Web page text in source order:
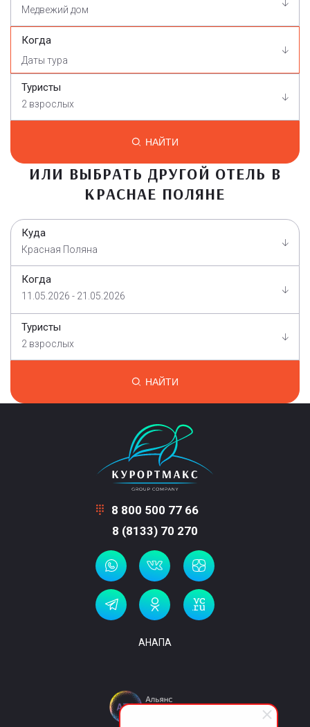
Медвежий дом
Когда
Туристы
2 взрослых
НАЙТИ
ИЛИ ВЫБРАТЬ ДРУГОЙ ОТЕЛЬ В
КРАСНАЕ ПОЛЯНЕ
Куда
Красная Поляна
Когда
11.05.2026 - 21.05.2026
Туристы
2 взрослых
НАЙТИ
8 800 500 77 66
8 (8133) 70 270
АНАПА